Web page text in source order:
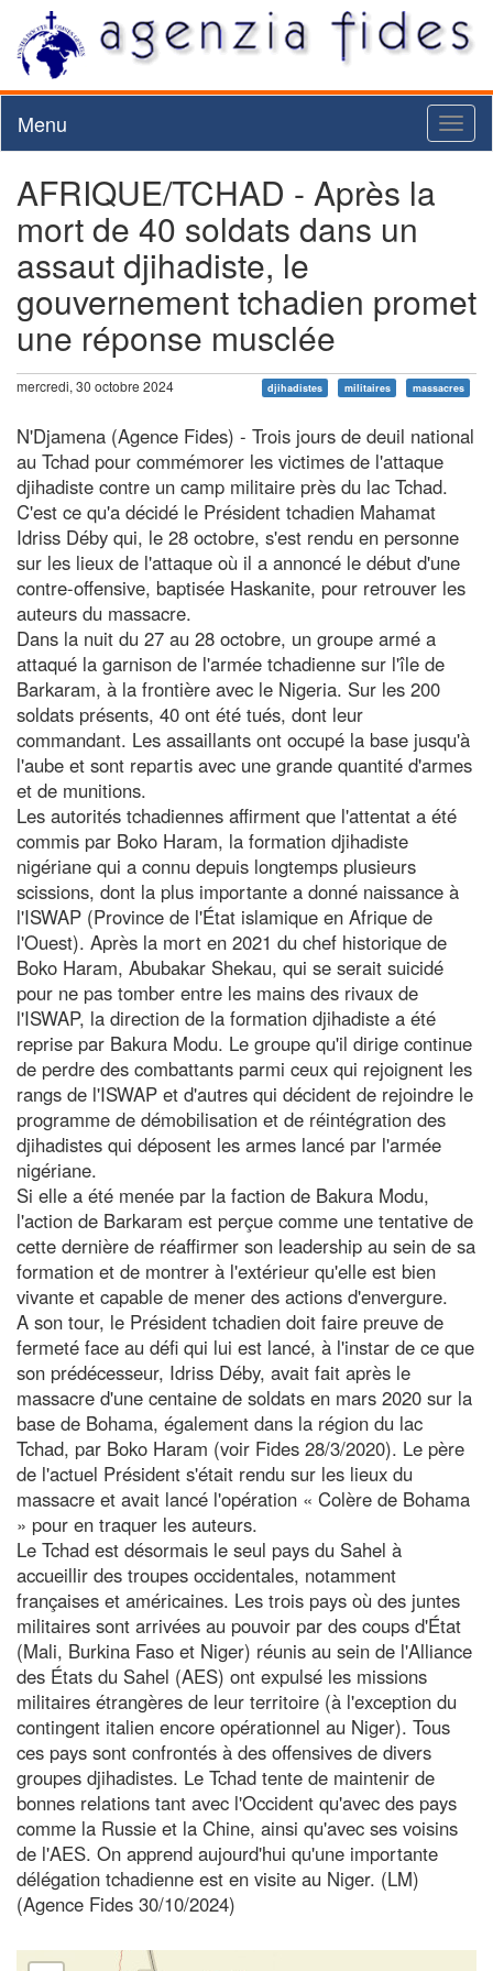
Menu
AFRIQUE/TCHAD - Après la
mort de 40 soldats dans un
assaut djihadiste, le
gouvernement tchadien promet
une réponse musclée
mercredi, 30 octobre 2024 djihadistes militaires massacres
N'Djamena (Agence Fides) - Trois jours de deuil national
au Tchad pour commémorer les victimes de l'attaque
djihadiste contre un camp militaire près du lac Tchad.
C'est ce qu'a décidé le Président tchadien Mahamat
Idriss Déby qui, le 28 octobre, s'est rendu en personne
sur les lieux de l'attaque où il a annoncé le début d'une
contre-offensive, baptisée Haskanite, pour retrouver les
auteurs du massacre.
Dans la nuit du 27 au 28 octobre, un groupe armé a
attaqué la garnison de l'armée tchadienne sur l'île de
Barkaram, à la frontière avec le Nigeria. Sur les 200
soldats présents, 40 ont été tués, dont leur
commandant. Les assaillants ont occupé la base jusqu'à
l'aube et sont repartis avec une grande quantité d'armes
et de munitions.
Les autorités tchadiennes affirment que l'attentat a été
commis par Boko Haram, la formation djihadiste
nigériane qui a connu depuis longtemps plusieurs
scissions, dont la plus importante a donné naissance à
l'ISWAP (Province de l'État islamique en Afrique de
l'Ouest). Après la mort en 2021 du chef historique de
Boko Haram, Abubakar Shekau, qui se serait suicidé
pour ne pas tomber entre les mains des rivaux de
l'ISWAP, la direction de la formation djihadiste a été
reprise par Bakura Modu. Le groupe qu'il dirige continue
de perdre des combattants parmi ceux qui rejoignent les
rangs de l'ISWAP et d'autres qui décident de rejoindre le
programme de démobilisation et de réintégration des
djihadistes qui déposent les armes lancé par l'armée
nigériane.
Si elle a été menée par la faction de Bakura Modu,
l'action de Barkaram est perçue comme une tentative de
cette dernière de réaffirmer son leadership au sein de sa
formation et de montrer à l'extérieur qu'elle est bien
vivante et capable de mener des actions d'envergure.
A son tour, le Président tchadien doit faire preuve de
fermeté face au défi qui lui est lancé, à l'instar de ce que
son prédécesseur, Idriss Déby, avait fait après le
massacre d'une centaine de soldats en mars 2020 sur la
base de Bohama, également dans la région du lac
Tchad, par Boko Haram (voir Fides 28/3/2020). Le père
de l'actuel Président s'était rendu sur les lieux du
massacre et avait lancé l'opération « Colère de Bohama
» pour en traquer les auteurs.
Le Tchad est désormais le seul pays du Sahel à
accueillir des troupes occidentales, notamment
françaises et américaines. Les trois pays où des juntes
militaires sont arrivées au pouvoir par des coups d'État
(Mali, Burkina Faso et Niger) réunis au sein de l'Alliance
des États du Sahel (AES) ont expulsé les missions
militaires étrangères de leur territoire (à l'exception du
contingent italien encore opérationnel au Niger). Tous
ces pays sont confrontés à des offensives de divers
groupes djihadistes. Le Tchad tente de maintenir de
bonnes relations tant avec l'Occident qu'avec des pays
comme la Russie et la Chine, ainsi qu'avec ses voisins
de l'AES. On apprend aujourd'hui qu'une importante
délégation tchadienne est en visite au Niger. (LM)
(Agence Fides 30/10/2024)